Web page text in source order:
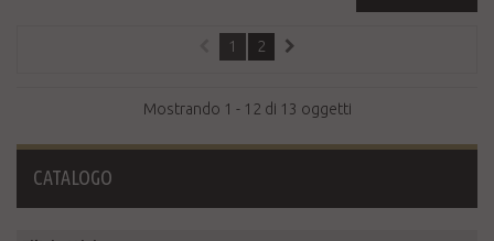
1 2
Mostrando 1 - 12 di 13 oggetti
CATALOGO